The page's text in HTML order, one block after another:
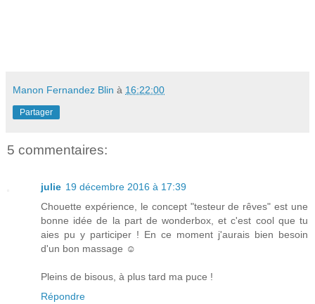
Manon Fernandez Blin à 16:22:00
Partager
5 commentaires:
julie 19 décembre 2016 à 17:39
Chouette expérience, le concept "testeur de rêves" est une
bonne idée de la part de wonderbox, et c'est cool que tu
aies pu y participer ! En ce moment j'aurais bien besoin
d'un bon massage ☺
Pleins de bisous, à plus tard ma puce !
Répondre